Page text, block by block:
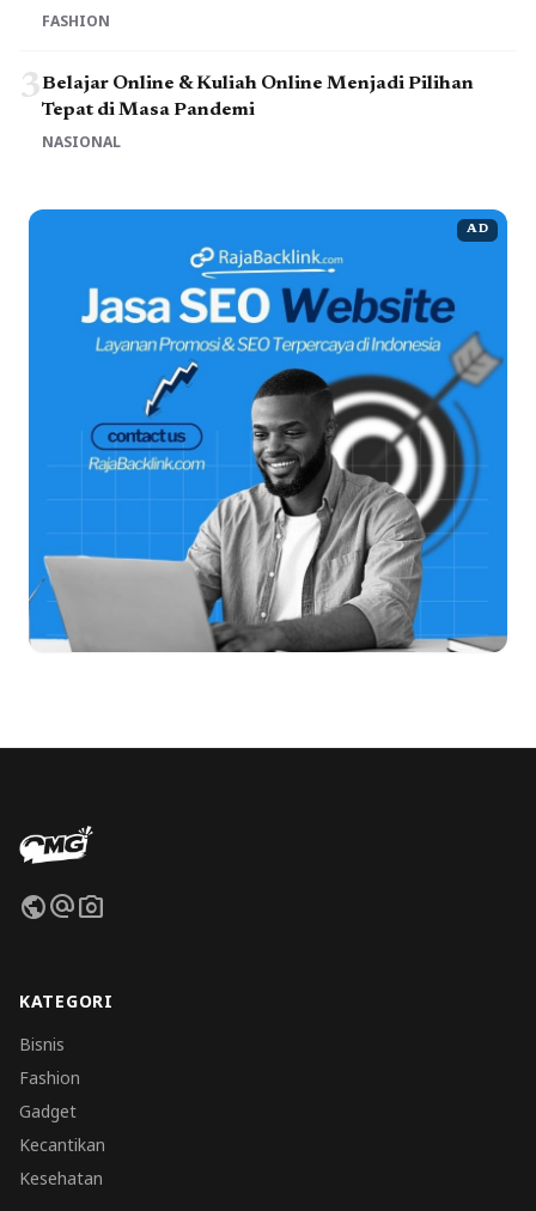
FASHION
3Belajar Online & Kuliah Online Menjadi Pilihan
Tepat di Masa Pandemi
NASIONAL
AD
publicalternate_emailphoto_camera
KATEGORI
Bisnis
Fashion
Gadget
Kecantikan
Kesehatan